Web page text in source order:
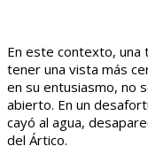
En este contexto, una
tener una vista más
en su entusiasmo, no
abierto. En un
cayó al agua,
del Ártico.